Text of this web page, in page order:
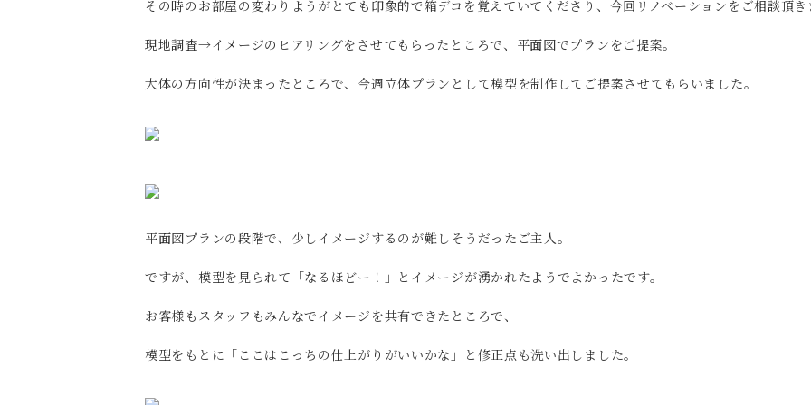
その時のお部屋の変わりようがとても印象的で箱デコを覚えていてくださり、今回リノベーションをご相談頂き
現地調査→イメージのヒアリングをさせてもらったところで、平面図でプランをご提案。
大体の方向性が決まったところで、今週立体プランとして模型を制作してご提案させてもらいました。
平面図プランの段階で、少しイメージするのが難しそうだったご主人。
ですが、模型を見られて「なるほどー！」とイメージが湧かれたようでよかったです。
お客様もスタッフもみんなでイメージを共有できたところで、
模型をもとに「ここはこっちの仕上がりがいいかな」と修正点も洗い出しました。